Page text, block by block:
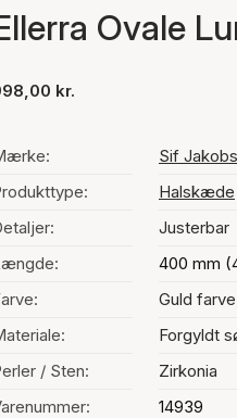
Ovale
kr.
Sif
Halskæde
Justerbar
400 mm
Guld
Forgyldt
/ Sten:
Zirkonia
14939